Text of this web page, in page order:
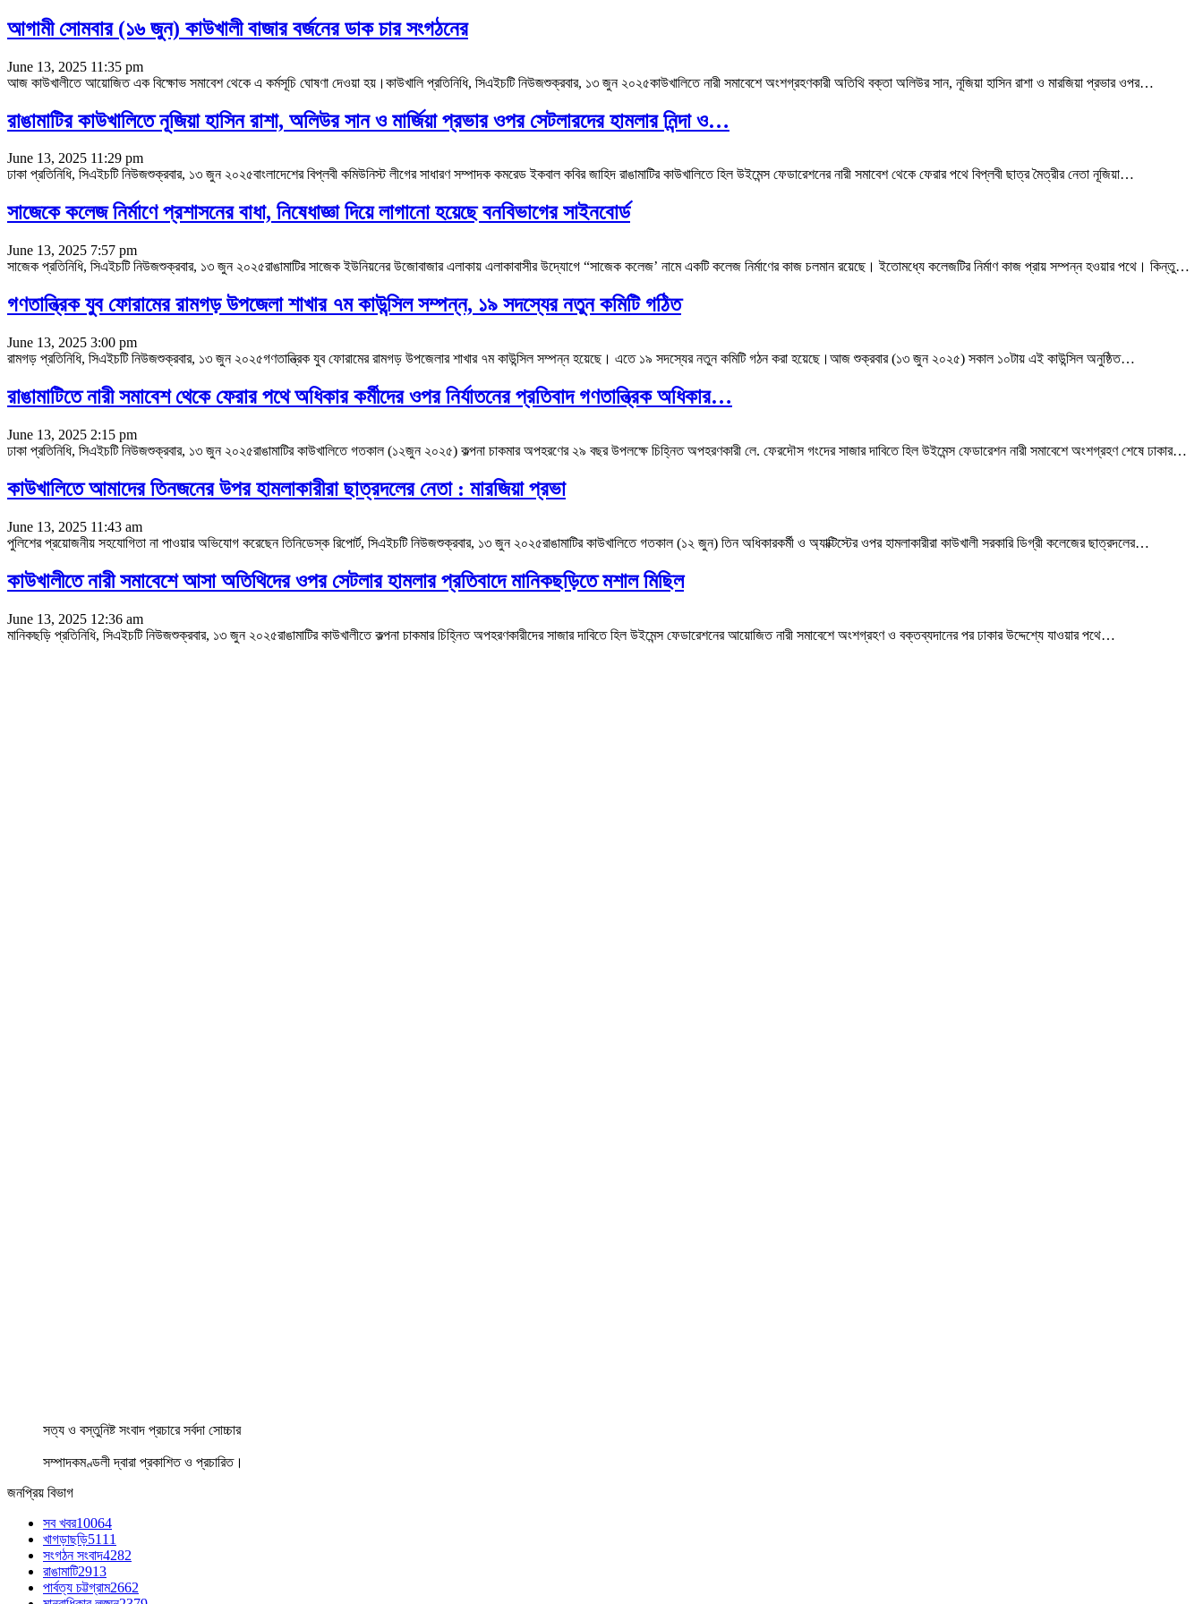
আগামী সোমবার (১৬ জুন) কাউখালী বাজার বর্জনের ডাক চার সংগঠনের
June 13, 2025 11:35 pm
আজ কাউখালীতে আয়োজিত এক বিক্ষোভ সমাবেশ থেকে এ কর্মসূচি ঘোষণা দেওয়া হয়।কাউখালি প্রতিনিধি, সিএইচটি নিউজশুক্রবার, ১৩ জুন ২০২৫কাউখালিতে নারী সমাবেশে অংশগ্রহণকারী অতিথি বক্তা অলিউর সান, নূজিয়া হাসিন রাশা ও মারজিয়া প্রভার ওপর…
রাঙামাটির কাউখালিতে নূজিয়া হাসিন রাশা, অলিউর সান ও মার্জিয়া প্রভার ওপর সেটলারদের হামলার নিন্দা ও…
June 13, 2025 11:29 pm
ঢাকা প্রতিনিধি, সিএইচটি নিউজশুক্রবার, ১৩ জুন ২০২৫বাংলাদেশের বিপ্লবী কমিউনিস্ট লীগের সাধারণ সম্পাদক কমরেড ইকবাল কবির জাহিদ রাঙামাটির কাউখালিতে হিল উইমেন্স ফেডারেশনের নারী সমাবেশ থেকে ফেরার পথে বিপ্লবী ছাত্র মৈত্রীর নেতা নূজিয়া…
সাজেকে কলেজ নির্মাণে প্রশাসনের বাধা, নিষেধাজ্ঞা দিয়ে লাগানো হয়েছে বনবিভাগের সাইনবোর্ড
June 13, 2025 7:57 pm
সাজেক প্রতিনিধি, সিএইচটি নিউজশুক্রবার, ১৩ জুন ২০২৫রাঙামাটির সাজেক ইউনিয়নের উজোবাজার এলাকায় এলাকাবাসীর উদ্যোগে “সাজেক কলেজ’ নামে একটি কলেজ নির্মাণের কাজ চলমান রয়েছে। ইতোমধ্যে কলেজটির নির্মাণ কাজ প্রায় সম্পন্ন হওয়ার পথে। কিন্তু…
গণতান্ত্রিক যুব ফোরামের রামগড় উপজেলা শাখার ৭ম কাউন্সিল সম্পন্ন, ১৯ সদস্যের নতুন কমিটি গঠিত
June 13, 2025 3:00 pm
রামগড় প্রতিনিধি, সিএইচটি নিউজশুক্রবার, ১৩ জুন ২০২৫গণতান্ত্রিক যুব ফোরামের রামগড় উপজেলার শাখার ৭ম কাউন্সিল সম্পন্ন হয়েছে। এতে ১৯ সদস্যের নতুন কমিটি গঠন করা হয়েছে।আজ শুক্রবার (১৩ জুন ২০২৫) সকাল ১০টায় এই কাউন্সিল অনুষ্ঠিত…
রাঙামাটিতে নারী সমাবেশ থেকে ফেরার পথে অধিকার কর্মীদের ওপর নির্যাতনের প্রতিবাদ গণতান্ত্রিক অধিকার…
June 13, 2025 2:15 pm
ঢাকা প্রতিনিধি, সিএইচটি নিউজশুক্রবার, ১৩ জুন ২০২৫রাঙামাটির কাউখালিতে গতকাল (১২জুন ২০২৫) কল্পনা চাকমার অপহরণের ২৯ বছর উপলক্ষে চিহ্নিত অপহরণকারী লে. ফেরদৌস গংদের সাজার দাবিতে হিল উইমেন্স ফেডারেশন নারী সমাবেশে অংশগ্রহণ শেষে ঢাকার…
কাউখালিতে আমাদের তিনজনের উপর হামলাকারীরা ছাত্রদলের নেতা : মারজিয়া প্রভা
June 13, 2025 11:43 am
পুলিশের প্রয়োজনীয় সহযোগিতা না পাওয়ার অভিযোগ করেছেন তিনিডেস্ক রিপোর্ট, সিএইচটি নিউজশুক্রবার, ১৩ জুন ২০২৫রাঙামাটির কাউখালিতে গতকাল (১২ জুন) তিন অধিকারকর্মী ও অ্যাক্টিস্টের ওপর হামলাকারীরা কাউখালী সরকারি ডিগ্রী কলেজের ছাত্রদলের…
কাউখালীতে নারী সমাবেশে আসা অতিথিদের ওপর সেটলার হামলার প্রতিবাদে মানিকছড়িতে মশাল মিছিল
June 13, 2025 12:36 am
মানিকছড়ি প্রতিনিধি, সিএইচটি নিউজশুক্রবার, ১৩ জুন ২০২৫রাঙামাটির কাউখালীতে কল্পনা চাকমার চিহ্নিত অপহরণকারীদের সাজার দাবিতে হিল উইমেন্স ফেডারেশনের আয়োজিত নারী সমাবেশে অংশগ্রহণ ও বক্তব্যদানের পর ঢাকার উদ্দেশ্যে যাওয়ার পথে…
সত্য ও বস্তুনিষ্ট সংবাদ প্রচারে সর্বদা সোচ্চার
সম্পাদকমণ্ডলী দ্বারা প্রকাশিত ও প্রচারিত।
জনপ্রিয় বিভাগ
সব খবর10064
খাগড়াছড়ি5111
সংগঠন সংবাদ4282
রাঙামাটি2913
পার্বত্য চট্টগ্রাম2662